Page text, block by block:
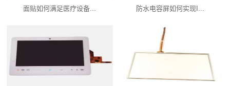
面贴如何满足医疗设备... 防水电容屏如何实现I...